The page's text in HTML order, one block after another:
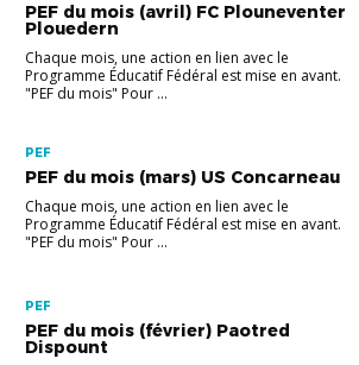
PEF du mois (avril) FC Plouneventer
Plouedern
Chaque mois, une action en lien avec le
Programme Éducatif Fédéral est mise en avant.
"PEF du mois" Pour ...
PEF
PEF du mois (mars) US Concarneau
Chaque mois, une action en lien avec le
Programme Éducatif Fédéral est mise en avant.
"PEF du mois" Pour ...
PEF
PEF du mois (février) Paotred
Dispount